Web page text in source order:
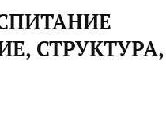
СТРУКТУРА,